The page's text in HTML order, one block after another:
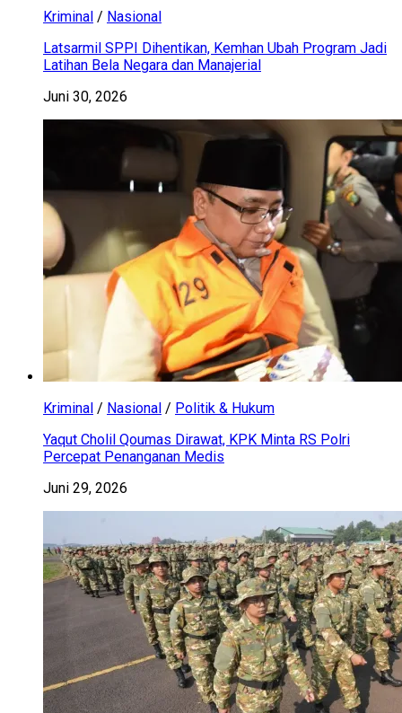
Kriminal / Nasional
Latsarmil SPPI Dihentikan, Kemhan Ubah Program Jadi
Latihan Bela Negara dan Manajerial
Juni 30, 2026
Kriminal / Nasional / Politik & Hukum
Yaqut Cholil Qoumas Dirawat, KPK Minta RS Polri
Percepat Penanganan Medis
Juni 29, 2026